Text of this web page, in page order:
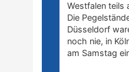
Westfalen teils
Die
Düsseldorf
noch nie, in
am Samstag